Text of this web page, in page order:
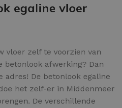
egaline vloer
vloer zelf te voorzien van
betonlook afwerking? Dan
De betonlook egaline
het zelf-er in Middenmeer
De verschillende